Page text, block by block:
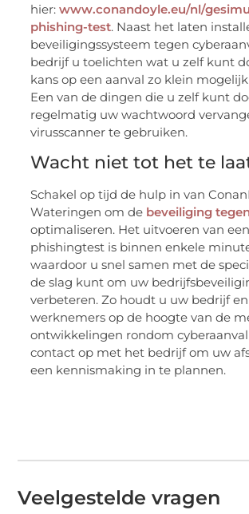
hier:www.conandoyle.eu/nl/
phishing-test. Naast het laten
beveiligingssysteem tegen
bedrijf u toelichten wat u zelf kunt
kans op een aanval zo klein
Een van de dingen die u zelf kunt
regelmatig uw wachtwoord
virusscanner te gebruiken.
Wacht niet tot het te
Schakel op tijd de hulp in van
Wateringen om de beveiliging
optimaliseren. Het uitvoeren van een
phishingtest is binnen enkele
waardoor u snel samen met de
de slag kunt om uw
verbeteren. Zo houdt u uw bedrijf
werknemers op de hoogte van de
ontwikkelingen rondom
contact op met het bedrijf om uw
een kennismaking in te plannen.
Veelgestelde vragen